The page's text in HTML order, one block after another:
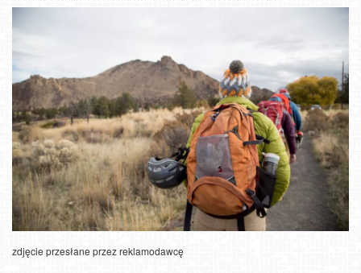
zdjęcie przesłane przez reklamodawcę